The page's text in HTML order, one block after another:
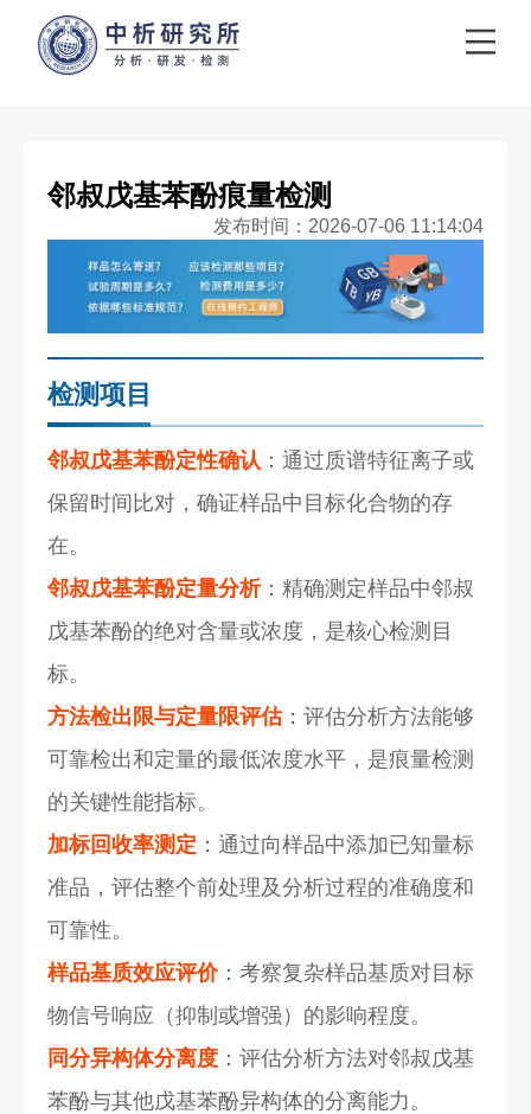
邻叔戊基苯酚痕量检测
发布时间：2026-07-06 11:14:04
检测项目
邻叔戊基苯酚定性确认 ：通过质谱特征离子或
保留时间比对，确证样品中目标化合物的存
在。
邻叔戊基苯酚定量分析：精确测定样品中邻叔
戊基苯酚的绝对含量或浓度，是核心检测目
标。
方法检出限与定量限评估：评估分析方法能够
可靠检出和定量的最低浓度水平，是痕量检测
的关键性能指标。
加标回收率测定 ：通过向样品中添加已知量标
准品，评估整个前处理及分析过程的准确度和
可靠性。
样品基质效应评价：考察复杂样品基质对目标
物信号响应（抑制或增强）的影响程度。
同分异构体分离度 ：评估分析方法对邻叔戊基
苯酚与其他戊基苯酚异构体的分离能力。